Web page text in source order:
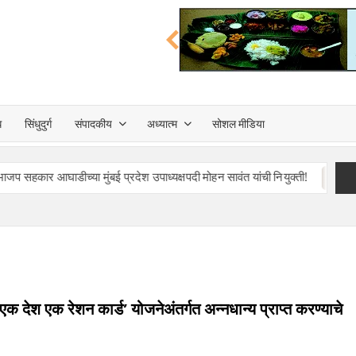
सिंधुदुर्ग संपादकीय अध्यात्म सोशल मीडिया
मुंबई प्रदेश उपाध्यक्षपदी मोहन सावंत यांची नियुक्ती! माजी
देश एक रेशन कार्ड’ योजनेअंतर्गत अन्नधान्य प्राप्त करण्याचे